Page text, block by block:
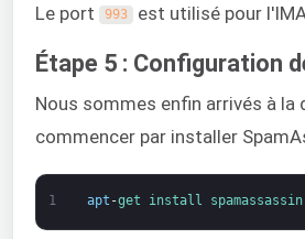
Le port 993 est utilisé pour
Étape 5 : Configuration
Nous sommes enfin arrivés à
commencer par installer
1 apt -get install spamassassin